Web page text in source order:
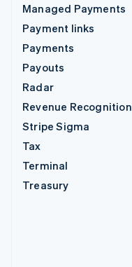
Managed Payments
Payment links
Payments
Payouts
Radar
Revenue Recognition
Stripe Sigma
Tax
Terminal
Treasury